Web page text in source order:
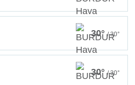
30°/ 30°
30°/ 30°